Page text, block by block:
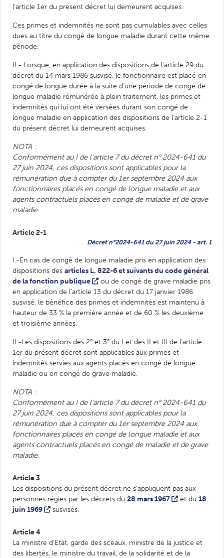
l'article 1er du présent décret lui demeurent acquises.
Ces primes et indemnités ne sont pas cumulables avec celles
dues au titre du congé de longue maladie durant cette même
période.
II.- Lorsque, en application des dispositions de l'article 29 du
décret du 14 mars 1986 susvisé, le fonctionnaire est placé en
congé de longue durée à la suite d'une période de congé de
longue maladie rémunérée à plein traitement, les primes et
indemnités qui lui ont été versées durant son congé de
longue maladie en application des dispositions de l'article 2-1
du présent décret lui demeurent acquises.
NOTA :
Conformément au I de l'article 7 du décret n° 2024-641 du
27 juin 2024, ces dispositions sont applicables pour la
rémunération due à compter du 1er septembre 2024 aux
fonctionnaires placés en congé de longue maladie et aux
agents contractuels placés en congé de maladie et de grave
maladie.
Article 2-1
Décret n°2024-641 du 27 juin 2024 - art. 1
I.-En cas de congé de longue maladie pris en application des
dispositions des articles L. 822-6 et suivants du code général
de la fonction publique
ou de congé de grave maladie pris
en application de l'article 13 du décret du 17 janvier 1986
susvisé, le bénéfice des primes et indemnités est maintenu à
hauteur de 33 % la première année et de 60 % les deuxième
et troisième années.
II.-Les dispositions des 2° et 3° du I et des II et III de l'article
1er du présent décret sont applicables aux primes et
indemnités servies aux agents placés en congé de longue
maladie ou en congé de grave maladie.
NOTA :
Conformément au I de l'article 7 du décret n° 2024-641 du
27 juin 2024, ces dispositions sont applicables pour la
rémunération due à compter du 1er septembre 2024 aux
fonctionnaires placés en congé de longue maladie et aux
agents contractuels placés en congé de maladie et de grave
maladie.
Article 3
Les dispositions du présent décret ne s'appliquent pas aux
personnes régies par les décrets du 28 mars 1967 et du 18
juin 1969
susvisés.
Article 4
La ministre d'Etat, garde des sceaux, ministre de la justice et
des libertés, le ministre du travail, de la solidarité et de la